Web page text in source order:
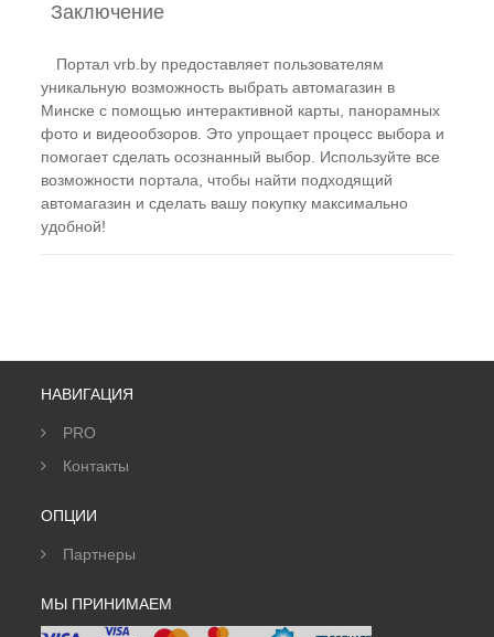
Заключение
Портал vrb.by предоставляет пользователям
уникальную возможность выбрать автомагазин в
Минске с помощью интерактивной карты, панорамных
фото и видеообзоров. Это упрощает процесс выбора и
помогает сделать осознанный выбор. Используйте все
возможности портала, чтобы найти подходящий
автомагазин и сделать вашу покупку максимально
удобной!
НАВИГАЦИЯ
PRO
Контакты
ОПЦИИ
Партнеры
МЫ ПРИНИМАЕМ